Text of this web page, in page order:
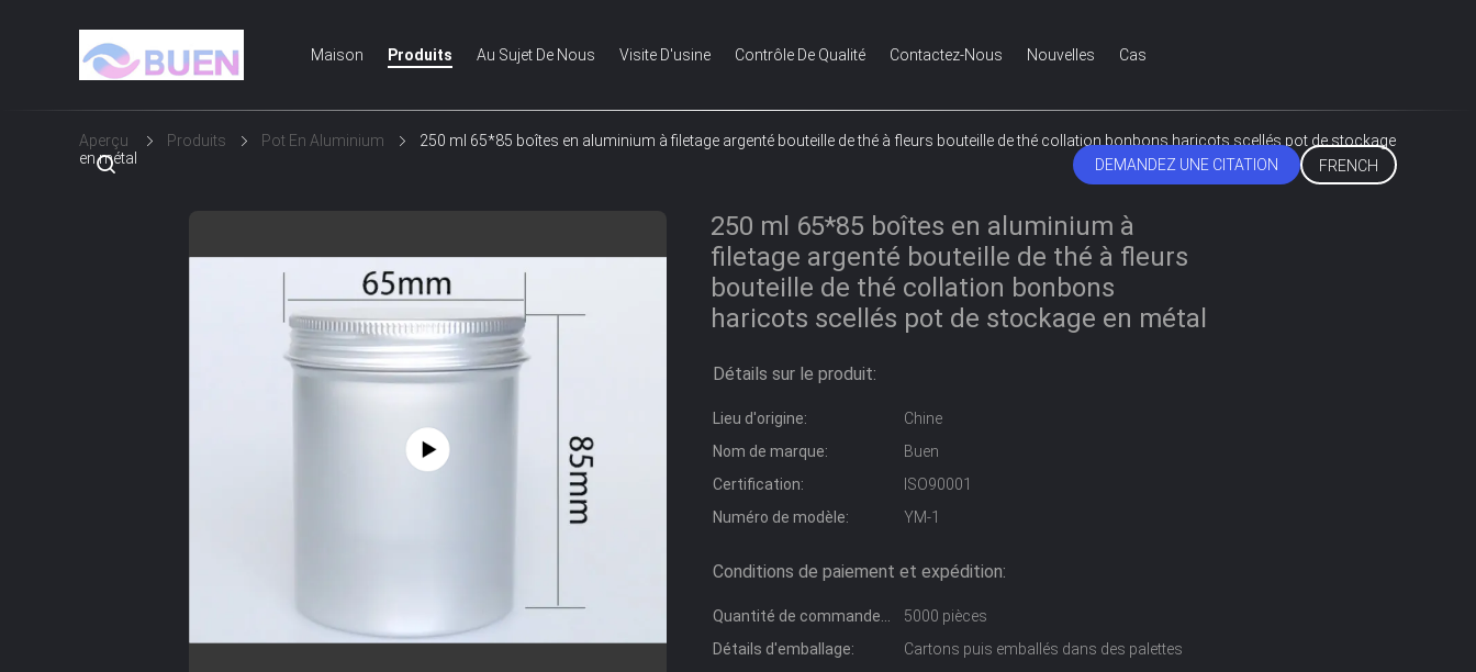
Maison Produits Au Sujet De Nous Visite D'usine Contrôle De Qualité Contactez-Nous Nouvelles Cas
DEMANDEZ UNE CITATION FRENCH
Aperçu Produits Pot En Aluminium
250 ml 65*85 boîtes en aluminium à filetage argenté bouteille de thé à fleurs bouteille de thé collation bonbons haricots scellés pot de stockage
en métal
250 ml 65*85 boîtes en aluminium à
filetage argenté bouteille de thé à fleurs
bouteille de thé collation bonbons
haricots scellés pot de stockage en métal
Détails sur le produit:
Lieu d'origine:
Chine
Nom de marque:
Buen
Certification:
ISO90001
Numéro de modèle:
YM-1
Conditions de paiement et expédition:
Quantité de commande
min:
5000 pièces
Détails d'emballage:
Cartons puis emballés dans des palettes